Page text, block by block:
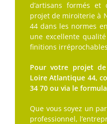
d’artisans formés et
projet de miroiterie à
44 dans les normes
une excellente
finitions
Pour votre projet
Loire Atlantique 44,
34 70 ou via le
Que vous soyez un
professionnel,